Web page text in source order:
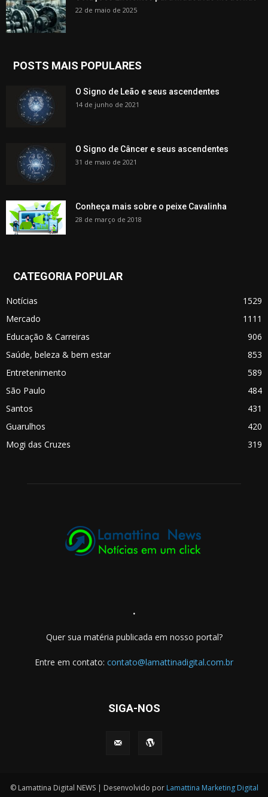
22 de maio de 2025
POSTS MAIS POPULARES
O Signo de Leão e seus ascendentes
14 de junho de 2021
O Signo de Câncer e seus ascendentes
31 de maio de 2021
Conheça mais sobre o peixe Cavalinha
28 de março de 2018
CATEGORIA POPULAR
Notícias
1529
Mercado
1111
Educação & Carreiras
906
Saúde, beleza & bem estar
853
Entretenimento
589
São Paulo
484
Santos
431
Guarulhos
420
Mogi das Cruzes
319
.
Quer sua matéria publicada em nosso portal?
Entre em contato: contato@lamattinadigital.com.br
SIGA-NOS
© Lamattina Digital NEWS | Desenvolvido por Lamattina Marketing Digital